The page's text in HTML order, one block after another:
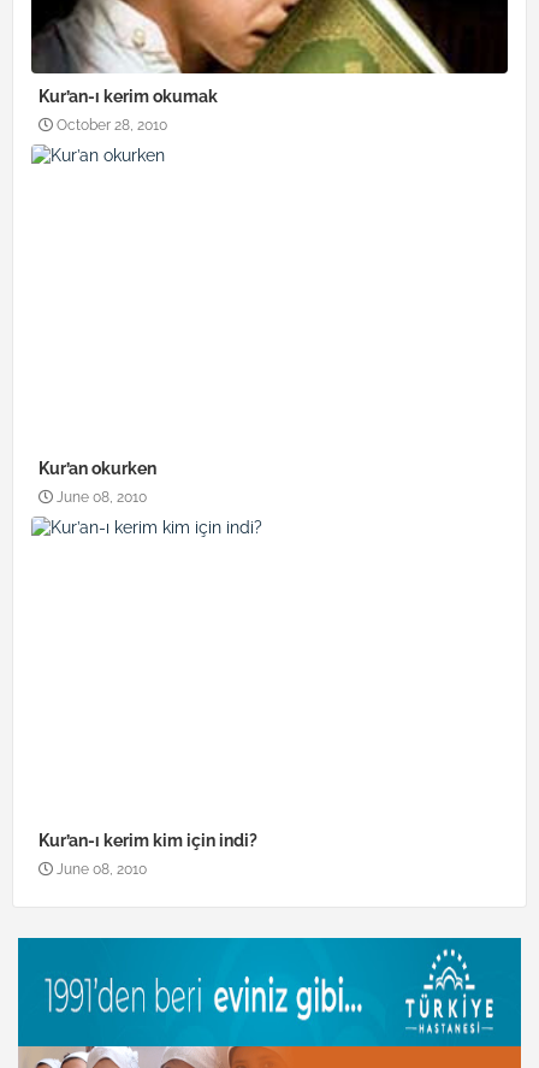
Kur’an-ı kerim okumak
October 28, 2010
Kur’an okurken
June 08, 2010
Kur’an-ı kerim kim için indi?
June 08, 2010